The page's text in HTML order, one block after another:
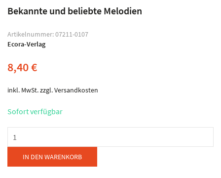
Bekannte und beliebte Melodien
Artikelnummer:07211-0107
Ecora-Verlag
8,40€
inkl. MwSt.zzgl.Versandkosten
Sofort verfügbar
Verlag
Bunt
IN DEN WARENKORB